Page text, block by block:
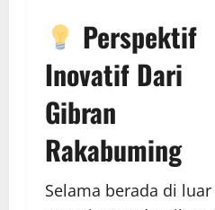
Perspektif
Inovatif Dari
Gibran
Rakabuming
Selama berada di luar